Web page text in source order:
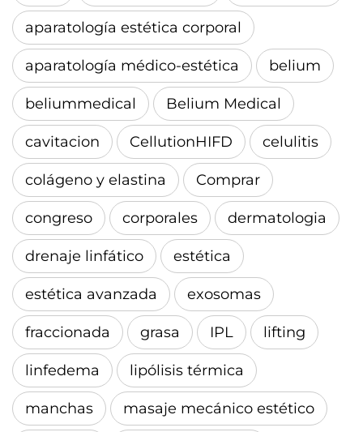
aparatología estética corporal
aparatología médico-estética belium
beliummedical Belium Medical
cavitacion CellutionHIFD celulitis
colágeno y elastina Comprar
congreso corporales dermatologia
drenaje linfático estética
estética avanzada exosomas
fraccionada grasa IPL lifting
linfedema lipólisis térmica
manchas masaje mecánico estético